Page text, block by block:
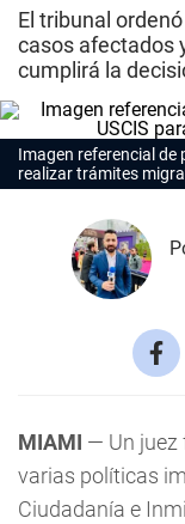
El tribunal
casos afectados
cumplirá la
Imagen referencial de
realizar trámites
MIAMI — Un juez
varias políticas
Ciudadanía e